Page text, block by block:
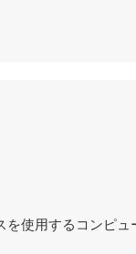
使用するコンピュ